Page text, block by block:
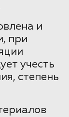
и
при
учесть
степень